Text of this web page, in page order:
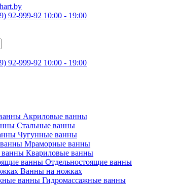
92-999-92 10:00 - 19:00
92-999-92 10:00 - 19:00
Акриловые ванны
Стальные ванны
Чугунные ванны
Мраморные ванны
Квариловые ванны
Отдельностоящие ванны
Ванны на ножках
Гидромассажные ванны